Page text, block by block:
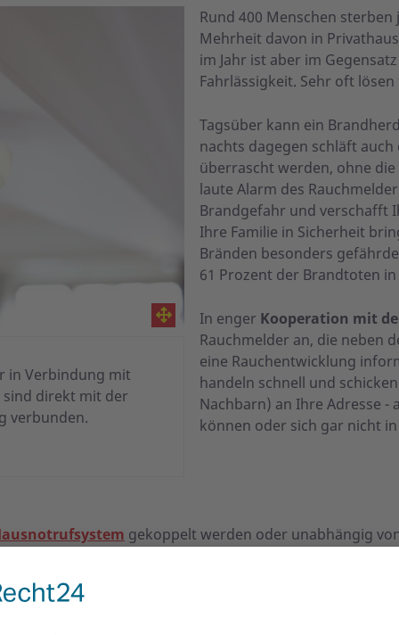
in Verbindung mit
sind direkt mit der
verbunden.
Rund 400 Menschen
Mehrheit davon in
im Jahr ist aber im
Fahrlässigkeit. Sehr oft
Tagsüber kann ein
nachts dagegen schläft
überrascht werden, ohne
laute Alarm des
Brandgefahr und verschafft
Ihre Familie in Sicherheit
Bränden besonders
61 Prozent der Brandtoten
In enger Kooperation mit
Rauchmelder an, die neben
eine Rauchentwicklung
handeln schnell und
Nachbarn) an Ihre Adresse -
können oder sich gar nicht
gekoppelt werden oder unabhängig